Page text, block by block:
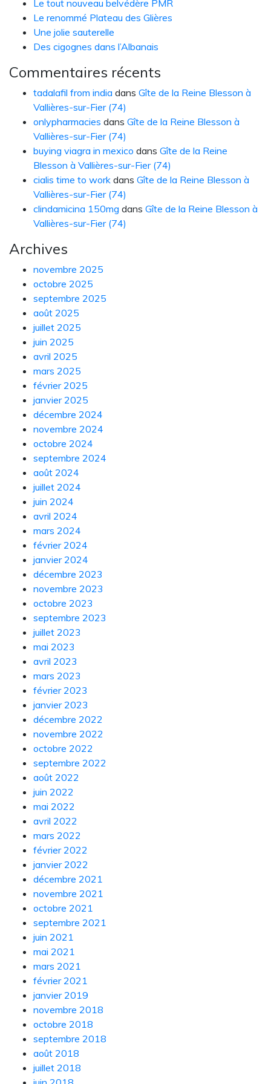
Le tout nouveau belvédère PMR
Le renommé Plateau des Glières
Une jolie sauterelle
Des cigognes dans l’Albanais
Commentaires récents
tadalafil from india dans Gîte de la Reine Blesson à
Vallières-sur-Fier (74)
onlypharmacies dans Gîte de la Reine Blesson à
Vallières-sur-Fier (74)
buying viagra in mexico dans Gîte de la Reine
Blesson à Vallières-sur-Fier (74)
cialis time to work dans Gîte de la Reine Blesson à
Vallières-sur-Fier (74)
clindamicina 150mg dans Gîte de la Reine Blesson à
Vallières-sur-Fier (74)
Archives
novembre 2025
octobre 2025
septembre 2025
août 2025
juillet 2025
juin 2025
avril 2025
mars 2025
février 2025
janvier 2025
décembre 2024
novembre 2024
octobre 2024
septembre 2024
août 2024
juillet 2024
juin 2024
avril 2024
mars 2024
février 2024
janvier 2024
décembre 2023
novembre 2023
octobre 2023
septembre 2023
juillet 2023
mai 2023
avril 2023
mars 2023
février 2023
janvier 2023
décembre 2022
novembre 2022
octobre 2022
septembre 2022
août 2022
juin 2022
mai 2022
avril 2022
mars 2022
février 2022
janvier 2022
décembre 2021
novembre 2021
octobre 2021
septembre 2021
juin 2021
mai 2021
mars 2021
février 2021
janvier 2019
novembre 2018
octobre 2018
septembre 2018
août 2018
juillet 2018